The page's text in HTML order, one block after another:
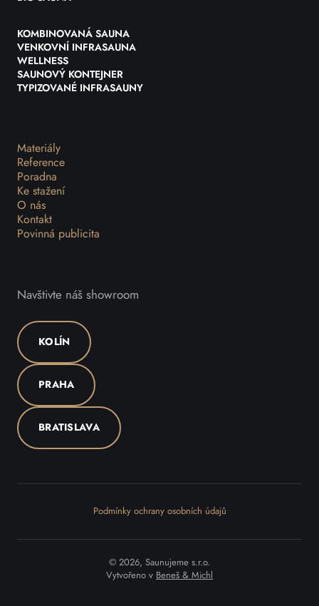
KOMBINOVANÁ SAUNA
VENKOVNÍ INFRASAUNA
WELLNESS
SAUNOVÝ KONTEJNER
TYPIZOVANÉ INFRASAUNY
Materiály
Reference
Poradna
Ke stažení
O nás
Kontakt
Povinná publicita
Navštivte náš showroom
KOLÍN
PRAHA
BRATISLAVA
Podmínky ochrany osobních údajů
© 2026, Saunujeme s.r.o.
Vytvořeno v Beneš & Michl